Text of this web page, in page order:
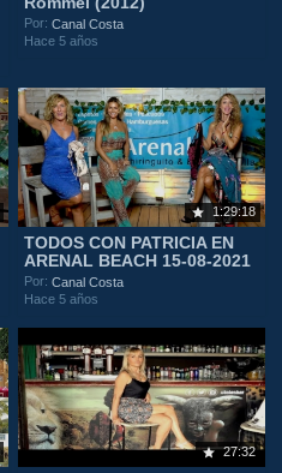
Por:Canal Costa
Hace 5 años
1:29:18
TODOS CON PATRICIA EN
ARENAL BEACH 15-08-2021
Por:Canal Costa
Hace 5 años
27:32